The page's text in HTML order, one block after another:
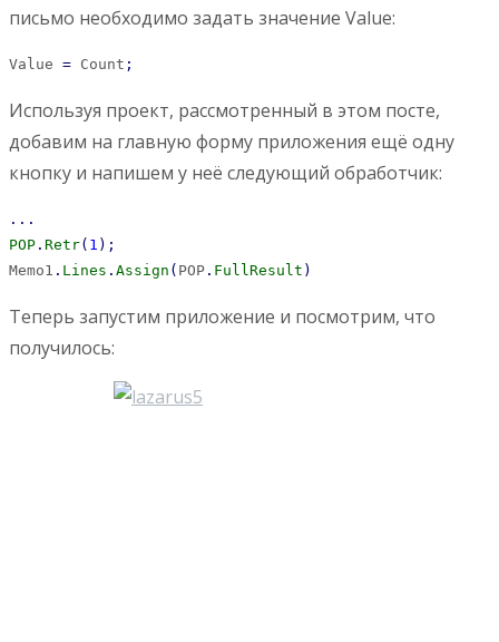
письмо необходимо задать значение Value:
Value = Count ;
Используя проект, рассмотренный в этом посте,
добавим на главную форму приложения ещё одну
кнопку и напишем у неё следующий обработчик:
...
POP . Retr( 1 ) ;
Memo1 . Lines . Assign ( POP . FullResult )
Теперь запустим приложение и посмотрим, что
получилось: